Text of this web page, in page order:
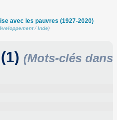
avec les pauvres (1927-2020)
/Inde)
(Mots-clés dans